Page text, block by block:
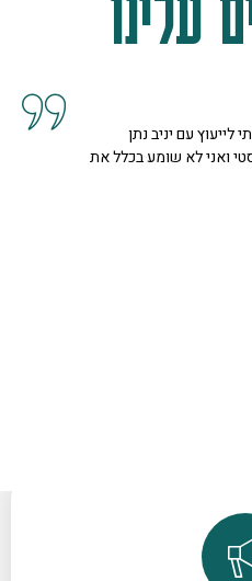
קיבלנו שרות מצוין,
נחמדה מאוד בשם קרן